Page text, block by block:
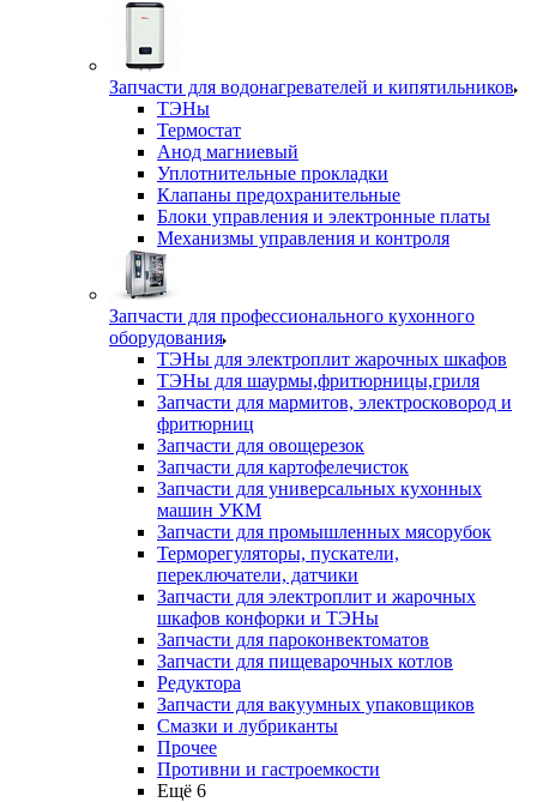
Запчасти для водонагревателей и кипятильников
ТЭНы
Термостат
Анод магниевый
Уплотнительные прокладки
Клапаны предохранительные
Блоки управления и электронные платы
Механизмы управления и контроля
Запчасти для профессионального кухонного
оборудования
ТЭНы для электроплит жарочных шкафов
ТЭНы для шаурмы,фритюрницы,гриля
Запчасти для мармитов, электросковород и
фритюрниц
Запчасти для овощерезок
Запчасти для картофелечисток
Запчасти для универсальных кухонных
машин УКМ
Запчасти для промышленных мясорубок
Терморегуляторы, пускатели,
переключатели, датчики
Запчасти для электроплит и жарочных
шкафов конфорки и ТЭНы
Запчасти для пароконвектоматов
Запчасти для пищеварочных котлов
Редуктора
Запчасти для вакуумных упаковщиков
Смазки и лубриканты
Прочее
Противни и гастроемкости
Ещё 6